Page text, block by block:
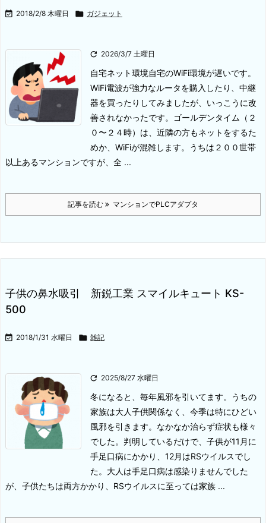
 2018/2/8 木曜日  ガジェット
 2026/3/7 土曜日
自宅ネット環境自宅のWiFi環境が遅いです。
WiFi電波が強力なルータを購入したり、中継
器を買ったりしてみましたが、いっこうに改
善されなかったです。ゴールデンタイム（２
０〜２４時）は、近隣の方もネットをするた
めか、WiFiが混雑します。
うちは２００世帯
以上あるマンションですが、全 ...
記事を読む マンションでPLCアダプタ
子供の鼻水吸引 新鋭工業 スマイルキュート KS-
500
 2018/1/31 水曜日  雑記
 2025/8/27 水曜日
冬になると、毎年風邪を引いてます。うちの
家族は大人子供関係なく、今季は特にひどい
風邪を引きます。なかなか治らず症状も様々
でした。判明しているだけで、子供が11月に
手足口病にかかり、12月はRSウイルスでし
た。大人は手足口病は感染りませんでした
が、子供たちは両方かかり、RSウイルスに至っては家族 ...